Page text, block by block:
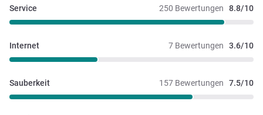
250 Bewertungen 8.8/10
Service
7 Bewertungen 3.6/10
Internet
157 Bewertungen 7.5/10
Sauberkeit